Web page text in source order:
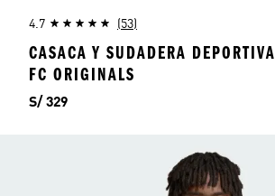
4.7 (53)
CASACA Y SUDADERA
FC ORIGINALS
Precio
S/ 329